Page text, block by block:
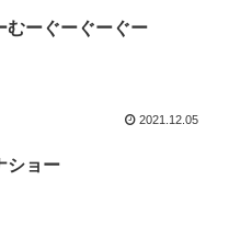
むーぐーぐーぐー
2021.12.05
ショー